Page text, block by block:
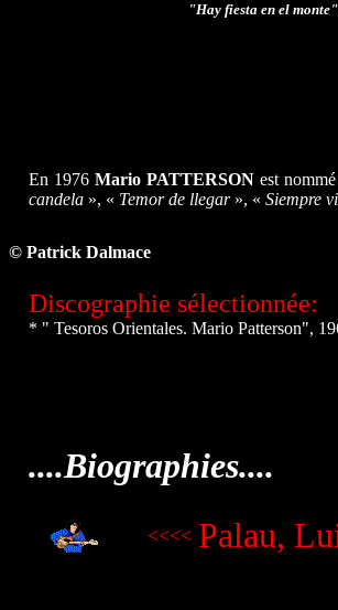
"Hay fiesta en el
En 1976 Mario PATTERSONest
candela», « Temor de llegar», « Siempre
© Patrick Dalmace
Discographie sélectionnée:
* " Tesoros Orientales. Mario Patterson",
....Biographies....
<<<< Palau,